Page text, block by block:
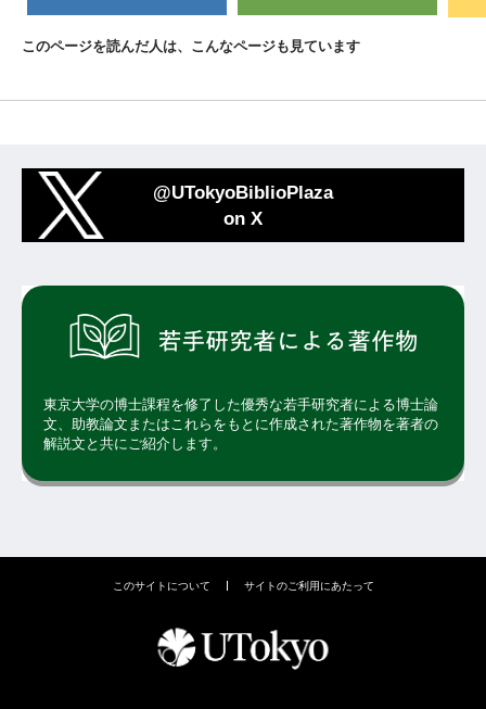
このページを読んだ人は、こんなページも見ています
@UTokyoBiblioPlaza
on X
東京大学の博士課程を修了した優秀な若手研究者による博士論
文、助教論文またはこれらをもとに作成された著作物を著者の
解説文と共にご紹介します。
このサイトについて サイトのご利用にあたって